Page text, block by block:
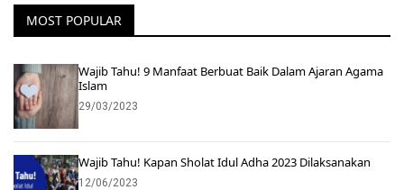
MOST POPULAR
Wajib Tahu! 9 Manfaat Berbuat Baik Dalam Ajaran Agama
Islam
29/03/2023
Wajib Tahu! Kapan Sholat Idul Adha 2023 Dilaksanakan
12/06/2023